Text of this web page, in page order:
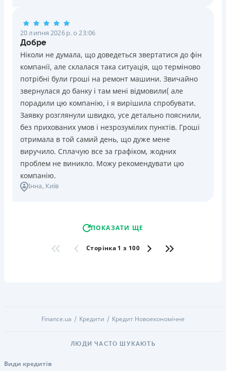
20 липня 2026 р. о 23:06
Добре
Ніколи не думала, що доведеться звертатися до фін
компанії, але склалася така ситуація, що терміново
потрібні були гроші на ремонт машини. Звичайно
звернулася до банку і там мені відмовили( але
порадили цю компанію, і я вирішила спробувати.
Заявку розглянули швидко, усе детально пояснили,
без прихованих умов і незрозумілих пунктів. Гроші
отримала в той самий день, що дуже мене
виручило. Сплачую все за графіком, жодних
проблем не виникло. Можу рекомендувати цю
компанію.
Інна, Київ
ПОКАЗАТИ ЩЕ
Сторінка 1 з 100
Finance.ua Кредити Кредит Новоекономічне
ЛЮДИ ЧАСТО ШУКАЮТЬ
Види кредитів